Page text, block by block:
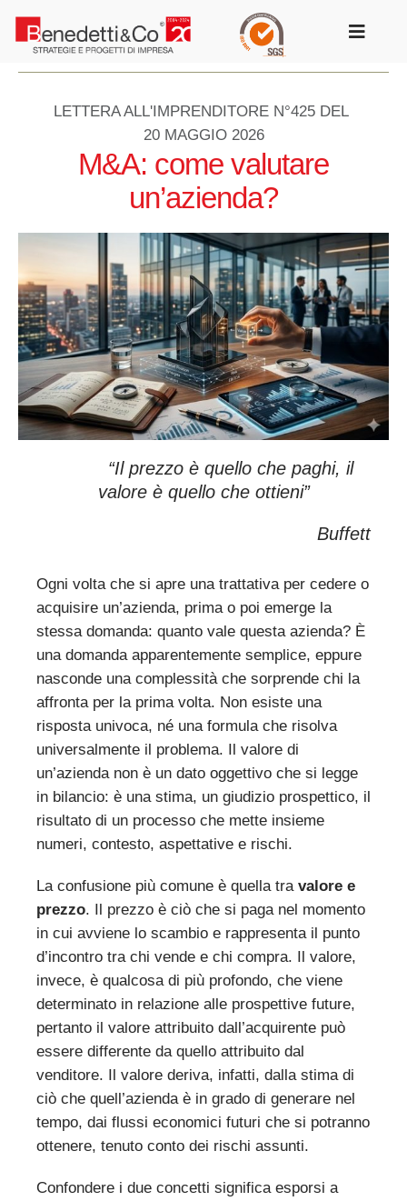
contenuto
Toggle
LETTERA ALL'IMPRENDITORE N°425 DEL
20 MAGGIO 2026
M&A: come valutare
un’azienda?
“Il prezzo è quello che paghi, il
valore è quello che ottieni”
Buffett
Ogni volta che si apre una trattativa per cedere o
acquisire un’azienda, prima o poi emerge la
stessa domanda: quanto vale questa azienda? È
una domanda apparentemente semplice, eppure
nasconde una complessità che sorprende chi la
affronta per la prima volta. Non esiste una
risposta univoca, né una formula che risolva
universalmente il problema. Il valore di
un’azienda non è un dato oggettivo che si legge
in bilancio: è una stima, un giudizio prospettico, il
risultato di un processo che mette insieme
numeri, contesto, aspettative e rischi.
La confusione più comune è quella tra valore e
prezzo. Il prezzo è ciò che si paga nel momento
in cui avviene lo scambio e rappresenta il punto
d’incontro tra chi vende e chi compra. Il valore,
invece, è qualcosa di più profondo, che viene
determinato in relazione alle prospettive future,
pertanto il valore attribuito dall’acquirente può
essere differente da quello attribuito dal
venditore. Il valore deriva, infatti, dalla stima di
ciò che quell’azienda è in grado di generare nel
tempo, dai flussi economici futuri che si potranno
ottenere, tenuto conto dei rischi assunti.
Confondere i due concetti significa esporsi a